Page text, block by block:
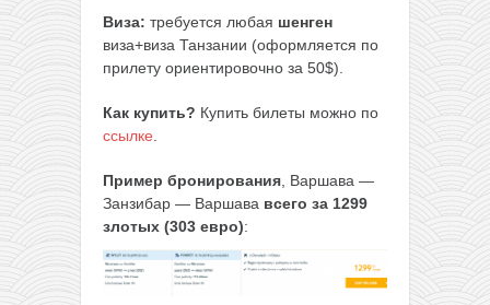
Виза: требуется любая шенген
виза+виза Танзании (оформляется по
прилету ориентировочно за 50$).
Как купить? Купить билеты можно по
ссылке
Пример бронирования , Варшава —
Занзибар — Варшава всего за 1299
злотых (303 евро):